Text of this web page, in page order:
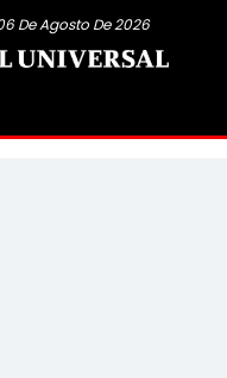
De Agosto De 2026